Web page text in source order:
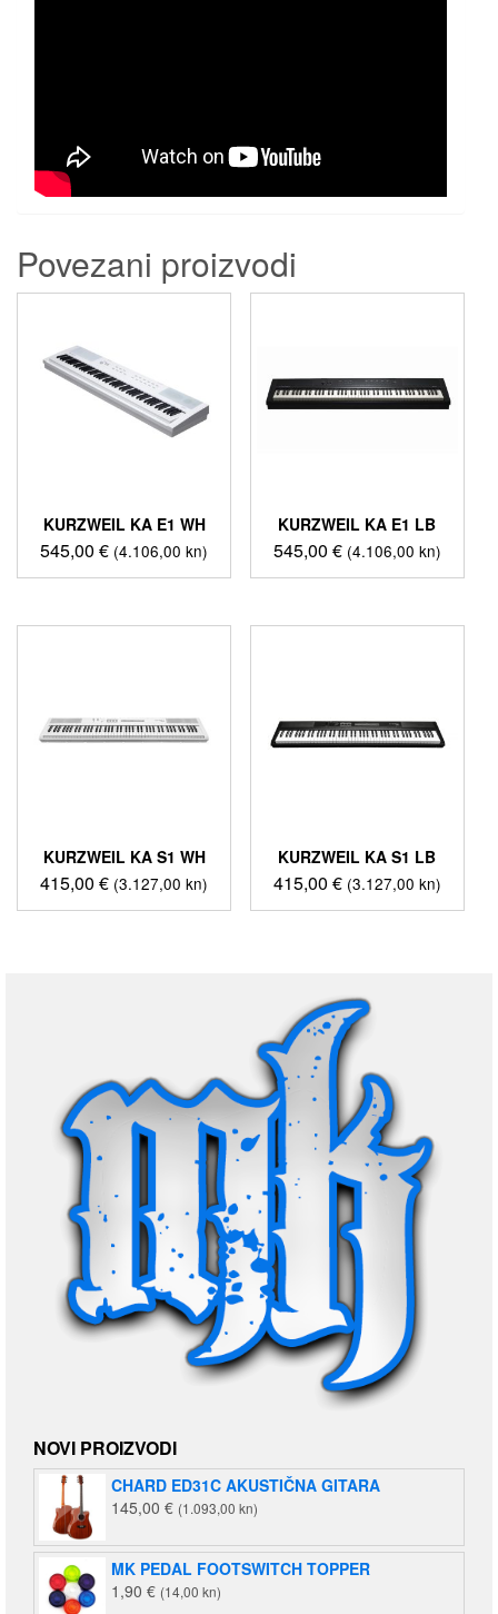
Povezani proizvodi
KURZWEIL KA E1 WH
545,00€ (4.106,00 kn)
KURZWEIL KA E1 LB
545,00 € (4.106,00 kn)
KURZWEIL KA S1 WH
415,00€ (3.127,00 kn)
KURZWEIL KA S1 LB
415,00 € (3.127,00 kn)
NOVI PROIZVODI
CHARD ED31C AKUSTIČNA GITARA
145,00 € (1.093,00 kn)
MK PEDAL FOOTSWITCH TOPPER
1,90 € (14,00 kn)